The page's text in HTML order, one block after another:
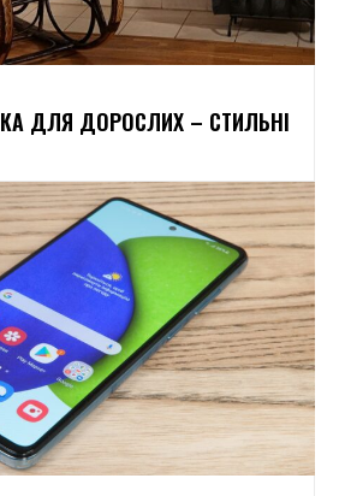
ДЛЯ ДОРОСЛИХ – СТИЛЬНІ